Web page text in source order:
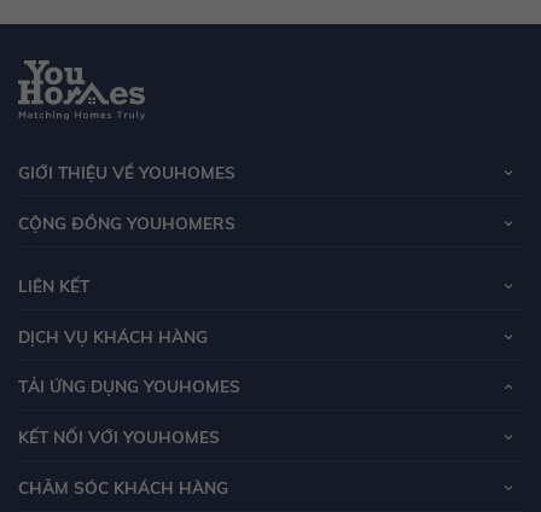
GIỚI THIỆU VỀ YOUHOMES
CỘNG ĐỒNG YOUHOMERS
LIÊN KẾT
DỊCH VỤ KHÁCH HÀNG
TẢI ỨNG DỤNG YOUHOMES
KẾT NỐI VỚI YOUHOMES
CHĂM SÓC KHÁCH HÀNG